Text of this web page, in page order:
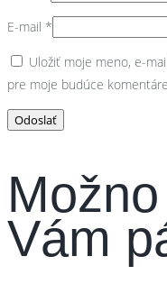
E-mail *
Uložiť moje meno, e-
pre moje budúce
Vám